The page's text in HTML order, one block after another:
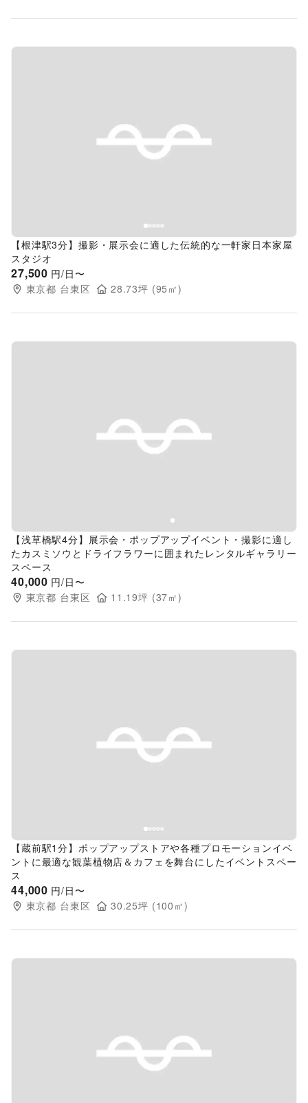
Previous slide
【根津駅3分】撮影・展示会に適した伝統的な一軒家日本家屋
スタジオ
27,500 円/日〜
東京都 台東区 28.73坪 (95 ㎡)
Previous slide
【浅草橋駅4分】展示会・ポップアップイベント・撮影に適し
たカスミソウとドライフラワーに囲まれたレンタルギャラリー
スペース
40,000 円/日〜
東京都 台東区 11.19坪 (37㎡)
Previous slide
【蔵前駅1分】ポップアップストアや各種プロモーションイベ
ントに最適な観葉植物店＆カフェを舞台にしたイベントスペー
ス
44,000 円/日〜
東京都 台東区 30.25坪 (100 ㎡)
Previous slide